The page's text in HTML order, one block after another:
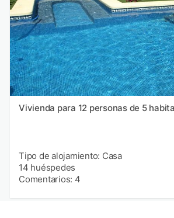
Vivienda para 12 personas de 5
Tipo de alojamiento: Casa
14 huéspedes
Comentarios: 4